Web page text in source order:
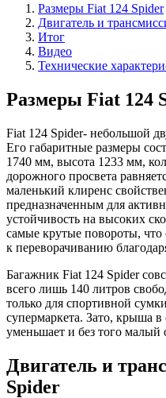
Размеры Fiat 124 Spider
Двигатель и
Итог
Видео
Технические
Размеры Fiat 124
Fiat 124 Spider- небольшой
Его габаритные размеры
1740 мм, высота 1233 мм,
дорожного просвета
маленький клиренс
предназначенным для
устойчивость на высоких
самые крутые повороты,
к переворачиванию
Багажник Fiat 124 Spider
всего лишь 140 литров
только для спортивной
супермаркета. Зато, крыша
уменьшает и без того малый
Двигатель и
Spider